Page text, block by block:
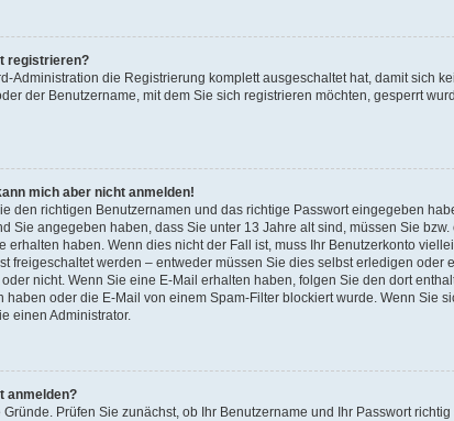
registrieren?
Administration die Registrierung komplett ausgeschaltet hat, damit sich
der Benutzername, mit dem Sie sich registrieren möchten, gesperrt
mich aber nicht anmelden!
den richtigen Benutzernamen und das richtige Passwort eingegeben
Sie angegeben haben, dass Sie unter 13 Jahre alt sind, müssen Sie
erhalten haben. Wenn dies nicht der Fall ist, muss Ihr Benutzerkonto
freigeschaltet werden – entweder müssen Sie dies selbst erledigen oder
nicht. Wenn Sie eine E-Mail erhalten haben, folgen Sie den dort
haben oder die E-Mail von einem Spam-Filter blockiert wurde. Wenn Sie
einen Administrator.
anmelden?
Prüfen Sie zunächst, ob Ihr Benutzername und Ihr Passwort